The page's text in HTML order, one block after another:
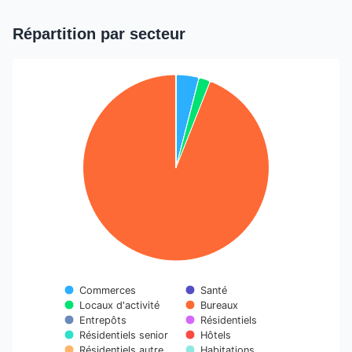
Répartition par secteur
Pie chart with 10 slices.
Commerces
Santé
Locaux d'activité
Bureaux
Entrepôts
Résidentiels
Résidentiels senior
Hôtels